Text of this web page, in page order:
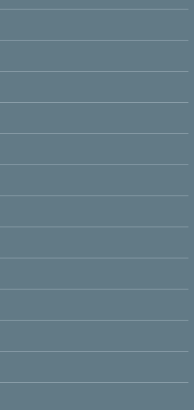
Twitter FacebookYouTube